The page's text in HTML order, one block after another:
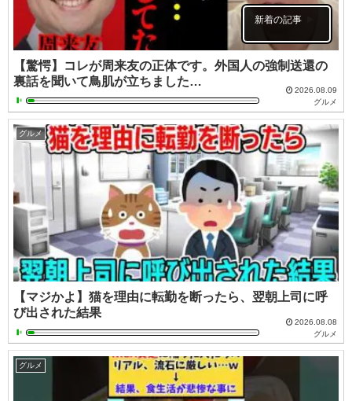
新着の記事
【驚愕】コレが周来友の正体です。外国人の強制送還の
裏話を聞いて鳥肌が立ちました…
2026.08.09
グルメ
グルメ
【マジかよ】猫を理由に転勤を断ったら、翌朝上司に呼
び出された結果
2026.08.08
グルメ
グルメ